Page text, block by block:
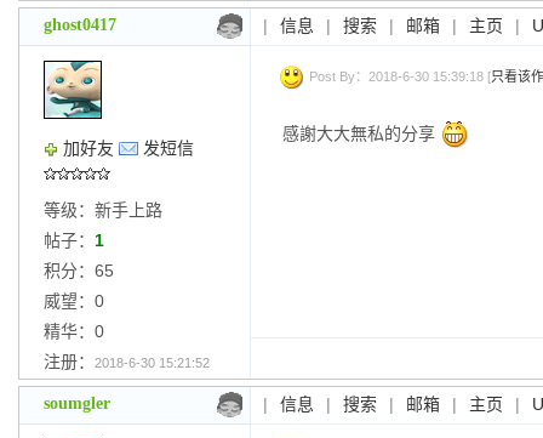
ghost0417 | 信息 | 搜索 | 邮箱 | 主页 |
加好友 发短信
等级：新手上路
帖子： 1
积分：65
威望：0
精华：0
注册：
2018-6-30 15:21:52
Post By：2018-6-30 15:39:18 [只看该
感謝大大無私的分享
soumgler | 信息 | 搜索 | 邮箱 | 主页 |